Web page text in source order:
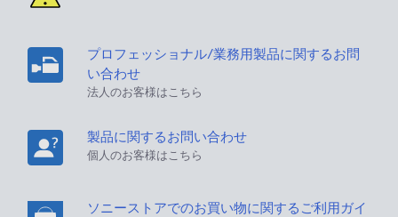
プロフェッショナル/業務用製品に関するお問
い合わせ
法人のお客様はこちら
製品に関するお問い合わせ
個人のお客様はこちら
ソニーストアでのお買い物に関するご利用ガイ